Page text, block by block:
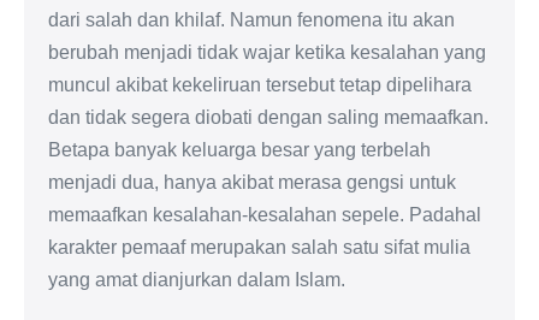
dari salah dan khilaf. Namun fenomena itu akan
berubah menjadi tidak wajar ketika kesalahan yang
muncul akibat kekeliruan tersebut tetap dipelihara
dan tidak segera diobati dengan saling memaafkan.
Betapa banyak keluarga besar yang terbelah
menjadi dua, hanya akibat merasa gengsi untuk
memaafkan kesalahan-kesalahan sepele. Padahal
karakter pemaaf merupakan salah satu sifat mulia
yang amat dianjurkan dalam Islam.